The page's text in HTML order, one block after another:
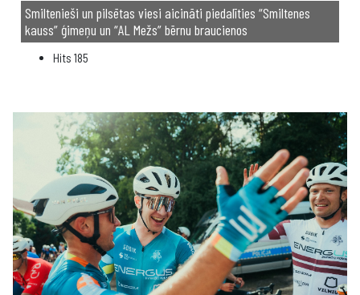
Smiltenieši un pilsētas viesi aicināti piedalīties “Smiltenes
kauss” ģimeņu un “AL Mežs” bērnu braucienos
Hits 185